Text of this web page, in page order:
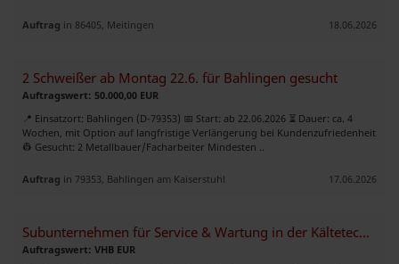
Auftrag in 86405, Meitingen 18.06.2026
2 Schweißer ab Montag 22.6. für Bahlingen gesucht
Auftragswert: 50.000,00 EUR
📍 Einsatzort: Bahlingen (D-79353) 📅 Start: ab 22.06.2026 ⏳ Dauer: ca. 4
Wochen, mit Option auf langfristige Verlängerung bei Kundenzufriedenheit
👷 Gesucht: 2 Metallbauer/Facharbeiter Mindesten ..
Auftrag in 79353, Bahlingen am Kaiserstuhl 17.06.2026
Subunternehmen für Service & Wartung in der Kältetechnik
Auftragswert: VHB EUR